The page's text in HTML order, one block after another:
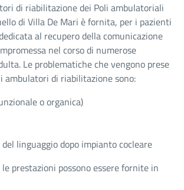
di riabilitazione dei Poli ambulatoriali
di Villa De Mari è fornita, per i pazienti
al recupero della comunicazione
nel corso di numerose
Le problematiche che vengono prese
ambulatori di riabilitazione sono:
o organica)
linguaggio dopo impianto cocleare
prestazioni possono essere fornite in